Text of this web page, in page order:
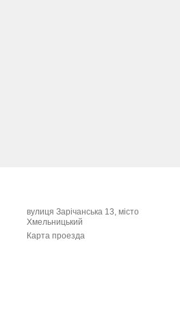
вулиця Зарічанська 13, місто
Хмельницький
Карта проезда